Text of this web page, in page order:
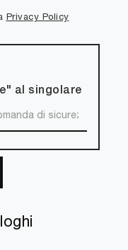
Privacy Policy
al singolare